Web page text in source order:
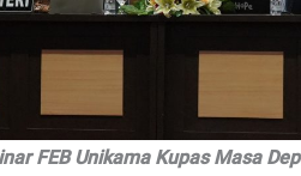
FEB Unikama Kupas Masa